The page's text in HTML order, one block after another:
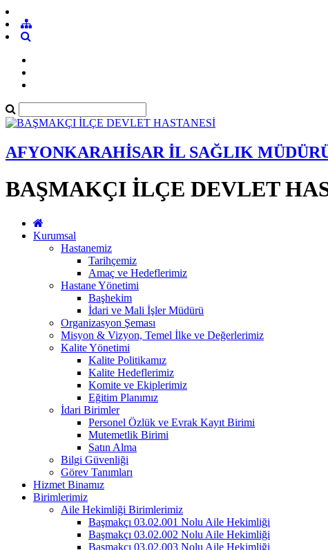
AFYONKARAHİSAR İL SAĞLIK
BAŞMAKÇI İLÇE DEVLET
Kurumsal
Hastanemiz
Tarihçemiz
Amaç ve Hedeflerimiz
Hastane Yönetimi
Başhekim
İdari ve Mali İşler Müdürü
Organizasyon Şeması
Misyon & Vizyon, Temel İlke ve Değerlerimiz
Kalite Yönetimi
Kalite Politikamız
Kalite Hedeflerimiz
Komite ve Ekiplerimiz
Eğitim Planımız
İdari Birimler
Personel Özlük ve Evrak Kayıt Birimi
Mutemetlik Birimi
Satın Alma
Bilgi Güvenliği
Görev Tanımları
Hizmet Binamız
Birimlerimiz
Aile Hekimliği Birimlerimiz
Başmakçı 03.02.001 Nolu Aile Hekimliği
Başmakçı 03.02.002 Nolu Aile Hekimliği
Başmakçı 03.02.003 Nolu Aile Hekimliği